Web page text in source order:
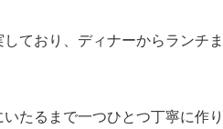
ており、ディナーからランチ
たるまで一つひとつ丁寧に作